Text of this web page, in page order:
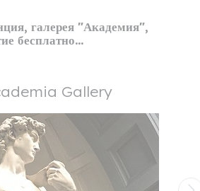
галерея "Академия",
бесплатно...
Gallery